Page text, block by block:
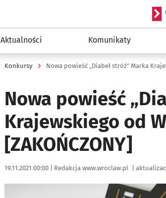
Aktualności Komunikaty
Konkursy
Nowa powieść
Krajewskiego od
[ZAKOŃCZONY]
Data publikacji:
19.11.2021 00:00 | Autor:
Redakcja www.wroclaw.pl